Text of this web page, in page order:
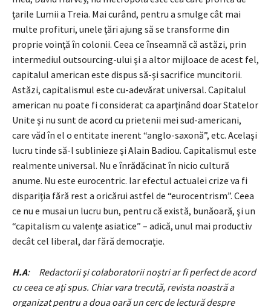
ţarile Lumii a Treia. Mai curând, pentru a smulge cât mai
multe profituri, unele ţări ajung să se transforme din
proprie voinţă în colonii. Ceea ce înseamnă că astăzi, prin
intermediul outsourcing-ului şi a altor mijloace de acest fel,
capitalul american este dispus să-şi sacrifice muncitorii.
Astăzi, capitalismul este cu-adevărat universal. Capitalul
american nu poate fi considerat ca aparţinând doar Statelor
Unite şi nu sunt de acord cu prietenii mei sud-americani,
care văd în el o entitate inerent “anglo-saxonă”, etc. Acelaşi
lucru tinde să-l sublinieze şi Alain Badiou. Capitalismul este
realmente universal. Nu e înrădăcinat în nicio cultură
anume. Nu este eurocentric. Iar efectul actualei crize va fi
dispariţia fără rest a oricărui astfel de “eurocentrism”. Ceea
ce nu e musai un lucru bun, pentru că există, bunăoară, şi un
“capitalism cu valenţe asiatice” – adică, unul mai productiv
decât cel liberal, dar fără democraţie.
H.A: Redactorii şi colaboratorii noştri ar fi perfect de acord
cu ceea ce aţi spus. Chiar vara trecută, revista noastră a
organizat pentru a doua oară un cerc de lectură despre